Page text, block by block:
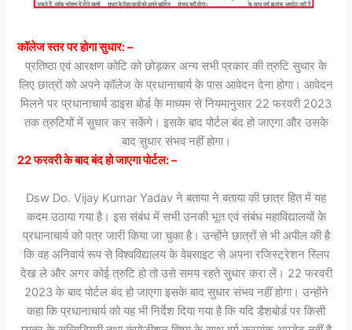
कॉलेज स्तर पर होगा सुधार: –
प्रतिष्ठा एवं आरक्षण कोटि को छोड़कर अन्य सभी प्रकार की त्रुटि सुधार के
लिए छात्रों को अपने कॉलेज के प्रधानाचार्य के पास आवेदन देना होगा। आवेदन
मिलने पर प्रधानाचार्य डाइस बोर्ड के माध्यम से नियमानुसार 22 फरवरी 2023
तक त्रुटियों में सुधार कर सकेंगे। इसके बाद पोर्टल बंद हो जाएगा और उसके
बाद सुधार संभव नहीं होगा।
22 फरवरी के बाद बंद हो जाएगा पोर्टल: –
Dsw Do. Vijay Kumar Yadav ने बताया ने बताया की छात्र हित में यह
कदम उठाया गया है। इस संबंध में सभी उनकी भूत एवं संबंध महाविद्यालयों के
प्रधानाचार्य को पत्र जारी किया जा चुका है। उन्होंने छात्रों से भी अपील की है
कि वह अनिवार्य रूप से विश्वविद्यालय के वेबसाइट से अपना रजिस्ट्रेशन स्लिप
देख ले और अगर कोई त्रुटि हो तो उसे समय रहते सुधार करा लें। 22 फरवरी
2023 के बाद पोर्टल बंद हो जाएगा इसके बाद सुधार संभव नहीं होगा। उन्होंने
कहा कि प्रधानाचार्य को यह भी निर्देश दिया गया है कि यदि डैशबोर्ड पर किसी